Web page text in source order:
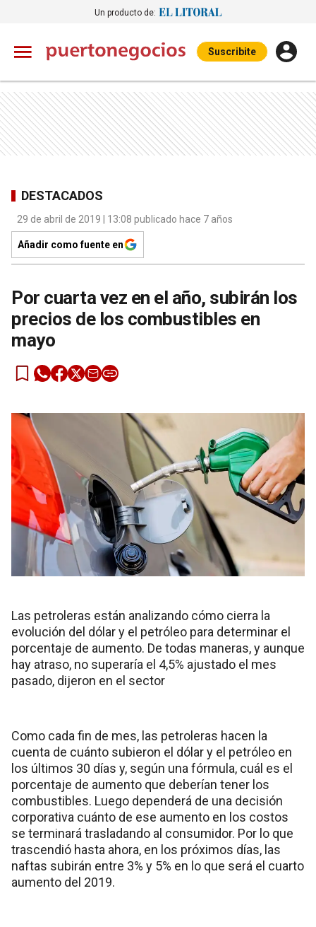
Un producto de:
Suscribite
DESTACADOS
29 de abril de 2019 | 13:08 publicado hace 7 años
Añadir como fuente en
Por cuarta vez en el año, subirán los
precios de los combustibles en
mayo
Las petroleras están analizando cómo cierra la
evolución del dólar y el petróleo para determinar el
porcentaje de aumento. De todas maneras, y aunque
hay atraso, no superaría el 4,5% ajustado el mes
pasado, dijeron en el sector
Como cada fin de mes, las petroleras hacen la
cuenta de cuánto subieron el dólar y el petróleo en
los últimos 30 días y, según una fórmula, cuál es el
porcentaje de aumento que deberían tener los
combustibles. Luego dependerá de una decisión
corporativa cuánto de ese aumento en los costos
se terminará trasladando al consumidor. Por lo que
trascendió hasta ahora, en los próximos días, las
naftas subirán entre 3% y 5% en lo que será el cuarto
aumento del 2019.